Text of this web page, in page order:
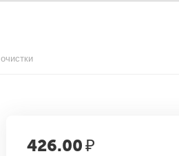
426.00₽